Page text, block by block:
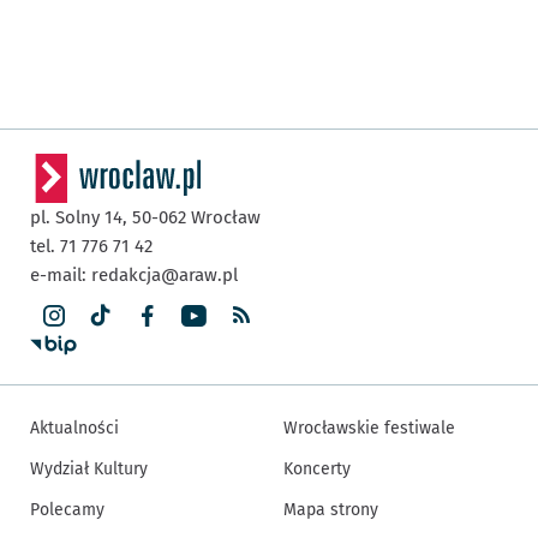
pl. Solny 14, 50-062 Wrocław
tel. 71 776 71 42
e-mail: redakcja@araw.pl
Aktualności
Wydział Kultury
Polecamy
Wrocławskie festiwale
Koncerty
Mapa strony